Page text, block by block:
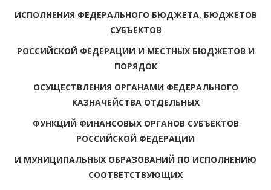
ИСПОЛНЕНИЯ ФЕДЕРАЛЬНОГО БЮДЖЕТА, БЮДЖЕТОВ
СУБЪЕКТОВ
РОССИЙСКОЙ ФЕДЕРАЦИИ И МЕСТНЫХ БЮДЖЕТОВ И
ПОРЯДОК
ОСУЩЕСТВЛЕНИЯ ОРГАНАМИ ФЕДЕРАЛЬНОГО
КАЗНАЧЕЙСТВА ОТДЕЛЬНЫХ
ФУНКЦИЙ ФИНАНСОВЫХ ОРГАНОВ СУБЪЕКТОВ
РОССИЙСКОЙ ФЕДЕРАЦИИ
И МУНИЦИПАЛЬНЫХ ОБРАЗОВАНИЙ ПО ИСПОЛНЕНИЮ
СООТВЕТСТВУЮЩИХ